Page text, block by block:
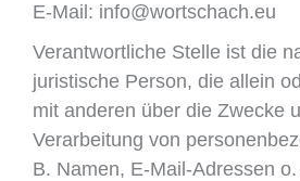
E-Mail: info@wortschach.eu
Verantwortliche Stelle ist die
juristische Person, die allein
mit anderen über die Zwecke
Verarbeitung von
B. Namen, E-Mail-Adressen